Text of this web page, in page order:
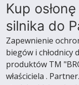
Kup
silnika do
Zapewnienie
biegów i chłodnicy
produktów TM
właściciela .